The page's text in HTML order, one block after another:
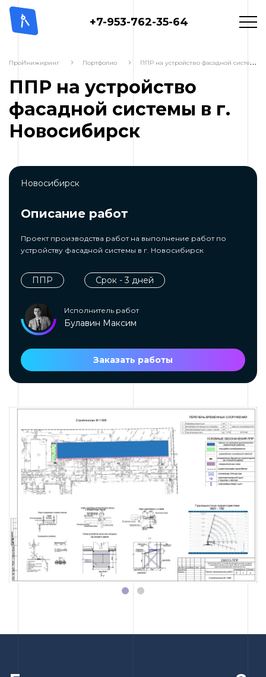
+7-953-762-35-64
ПроИнижиринг Портфолио П
ПР на устройство фасадной системы в г. Новосибирск
ППР на устройство
фасадной системы в г.
Новосибирск
Новосибирск
Описание работ
Проект производства работ на выполнение работ по
устройству фасадной системы в г. Новосибирск
ППР Срок - 3 дней
Исполнитель работ
Булавин Максим
Заказать работы